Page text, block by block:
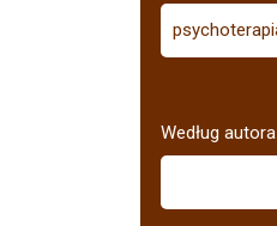
Według autora